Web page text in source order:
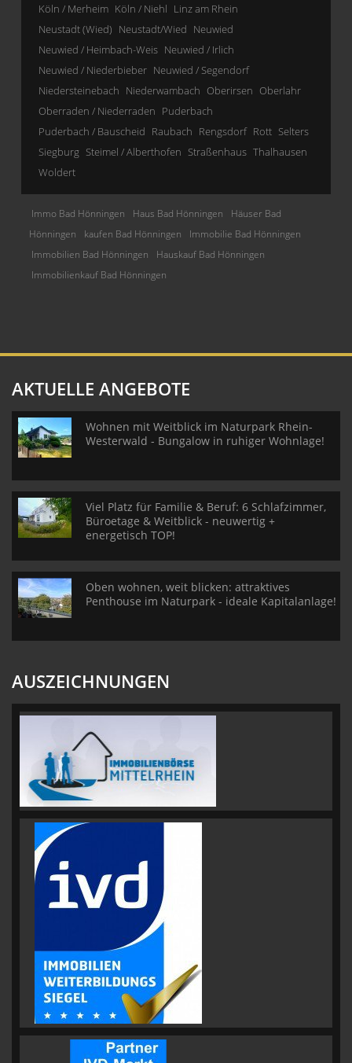
Köln / Merheim Köln / Niehl Linz am Rhein
Neustadt (Wied) Neustadt/Wied Neuwied
Neuwied / Heimbach-Weis Neuwied / Irlich
Neuwied / Niederbieber Neuwied / Segendorf
Niedersteinebach Niederwambach Oberirsen Oberlahr
Oberraden / Niederraden Puderbach
Puderbach / Bauscheid Raubach Rengsdorf Rott Selters
Siegburg Steimel / Alberthofen Straßenhaus Thalhausen
Woldert
Immo Bad Hönningen Haus Bad Hönningen
Häuser Bad
Hönningen
kaufen Bad Hönningen
Immobilie Bad Hönningen
Immobilien Bad Hönningen
Hauskauf Bad Hönningen
Immobilienkauf Bad Hönningen
AKTUELLE ANGEBOTE
Wohnen mit Weitblick im Naturpark Rhein-
Westerwald - Bungalow in ruhiger Wohnlage!
Viel Platz für Familie & Beruf: 6 Schlafzimmer,
Büroetage & Weitblick - neuwertig +
energetisch TOP!
Oben wohnen, weit blicken: attraktives
Penthouse im Naturpark - ideale Kapitalanlage!
AUSZEICHNUNGEN